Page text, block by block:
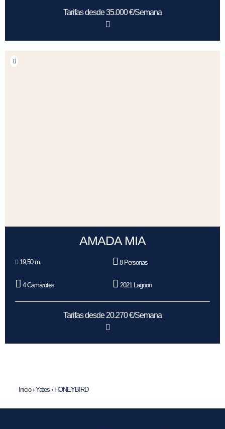
Tarifas desde 35.000 €/Semana
AMADA MIA
19,50 m. 8 Personas
4 Camarotes 2021 Lagoon
Tarifas desde 20.270 €/Semana
Inicio›Yates › HONEYBIRD